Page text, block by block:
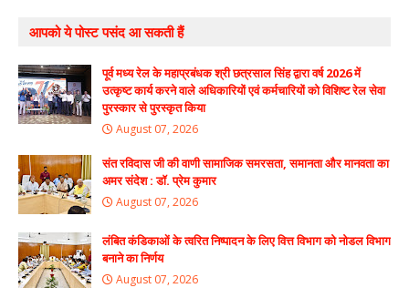
आपको ये पोस्ट पसंद आ सकती हैं
पूर्व मध्य रेल के महाप्रबंधक श्री छत्रसाल सिंह द्वारा वर्ष 2026 में
उत्कृष्ट कार्य करने वाले अधिकारियों एवं कर्मचारियों को विशिष्ट रेल सेवा
पुरस्कार से पुरस्कृत किया
August 07, 2026
संत रविदास जी की वाणी सामाजिक समरसता, समानता और मानवता का
अमर संदेश : डॉ. प्रेम कुमार
August 07, 2026
लंबित कंडिकाओं के त्वरित निष्पादन के लिए वित्त विभाग को नोडल विभाग
बनाने का निर्णय
August 07, 2026